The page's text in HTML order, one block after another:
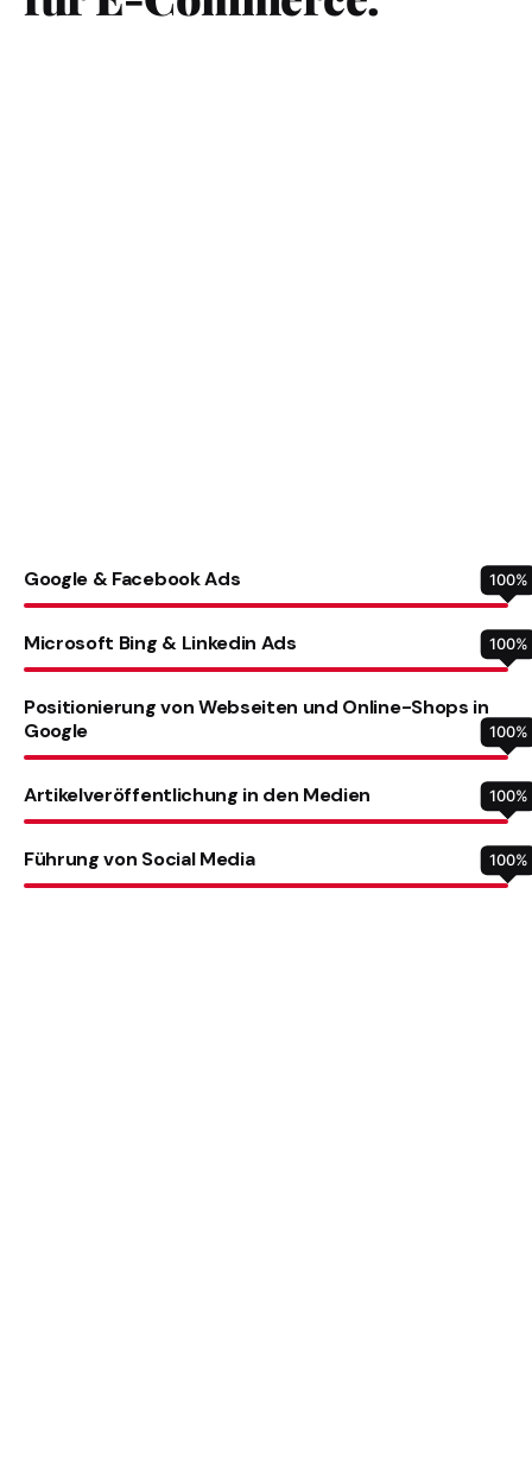
Google & Facebook Ads 100%
Microsoft Bing & Linkedin Ads 100%
Positionierung von Webseiten und Online-Shops in
Google
100%
Artikelveröffentlichung in den Medien 100%
Führung von Social Media 100%